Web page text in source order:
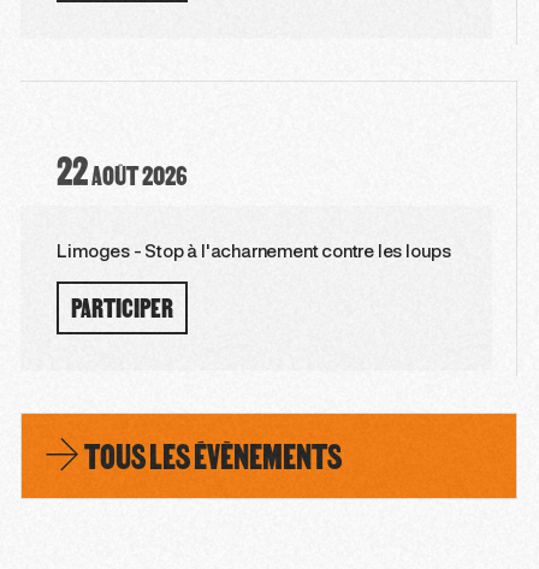
22AOÛT2026
Limoges - Stop à l'acharnement contre les loups
PARTICIPER
TOUS LES ÉVÈNEMENTS